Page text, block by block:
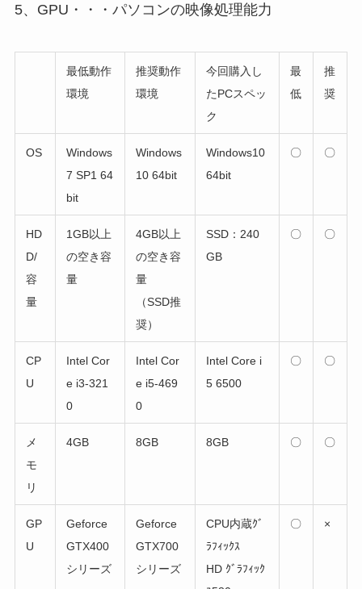
5、GPU・・・パソコンの映像処理能力
最低動作
環境
推奨動作
環境
今回購入し
たPCスペッ
ク
最
低
推
奨
OS
Windows
7 SP1 64
bit
Windows
10 64bit
Windows10
64bit
〇 〇
HD
D/
容
量
1GB以上
の空き容
量
4GB以上
の空き容
量
（SSD推
奨）
SSD：240
GB
〇 〇
CP
U
Intel Cor
e i3-321
0
Intel Cor
e i5-469
0
Intel Core i
5 6500
〇 〇
メ
モ
リ
4GB 8GB 8GB 〇 〇
GP
U
Geforce
GTX400
シリーズ
Geforce
GTX700
シリーズ
CPU内蔵ｸﾞ
ﾗﾌｨｯｸｽ
HD ｸﾞﾗﾌｨｯｸ
〇 ×